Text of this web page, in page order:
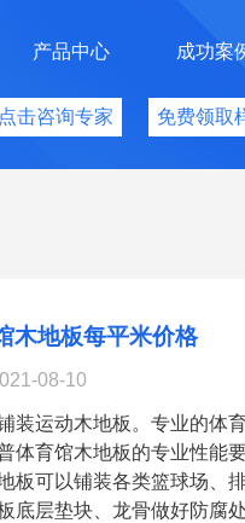
产品中心 成功案
点击咨询专家 免费领取
木地板每平米价格
08-10
运动木地板。专业的体
育馆木地板的专业性能
可以铺装各类篮球场、
层垫块、龙骨做好防腐